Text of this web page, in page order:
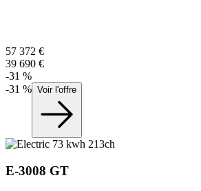
57 372 €
39 690 €
-31 %
-31 % Voir l'offre
E-3008 GT